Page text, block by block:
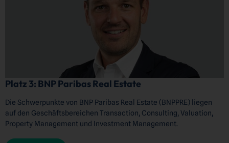
Platz 3: BNP Paribas Real Estate
Die Schwerpunkte von BNP Paribas Real Estate (BNPPRE) liegen
auf den Geschäftsbereichen Transaction, Consulting, Valuation,
Property Management und Investment Management.